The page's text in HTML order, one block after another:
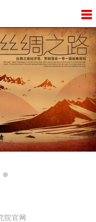
院官网